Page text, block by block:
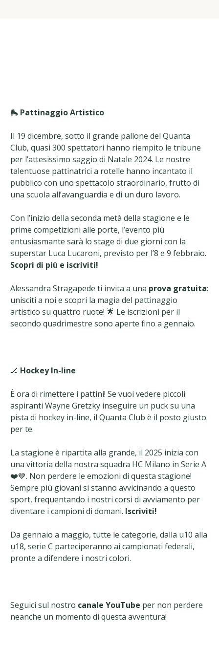
🛼 Pattinaggio Artistico
Il 19 dicembre, sotto il grande pallone del Quanta
Club, quasi 300 spettatori hanno riempito le tribune
per l’attesissimo saggio di Natale 2024. Le nostre
talentuose pattinatrici a rotelle hanno incantato il
pubblico con uno spettacolo straordinario, frutto di
una scuola all’avanguardia e di un duro lavoro.
Con l’inizio della seconda metà della stagione e le
prime competizioni alle porte, l’evento più
entusiasmante sarà lo stage di due giorni con la
superstar Luca Lucaroni, previsto per l’8 e 9 febbraio.
Scopri di più e iscriviti!
Alessandra Stragapede ti invita a una prova gratuita:
unisciti a noi e scopri la magia del pattinaggio
artistico su quattro ruote! 🌟 Le iscrizioni per il
secondo quadrimestre sono aperte fino a gennaio.
🏒 Hockey In-line
È ora di rimettere i pattini! Se vuoi vedere piccoli
aspiranti Wayne Gretzky inseguire un puck su una
pista di hockey in-line, il Quanta Club è il posto giusto
per te.
La stagione è ripartita alla grande, il 2025 inizia con
una vittoria della nostra squadra HC Milano in Serie A
❤️💙. Non perdere le emozioni di questa stagione!
Sempre più giovani si stanno avvicinando a questo
sport, frequentando i nostri corsi di avviamento per
diventare i campioni di domani. Iscriviti!
Da gennaio a maggio, tutte le categorie, dalla u10 alla
u18, serie C parteciperanno ai campionati federali,
pronte a difendere i nostri colori.
Seguici sul nostro canale YouTube per non perdere
neanche un momento di questa avventura!